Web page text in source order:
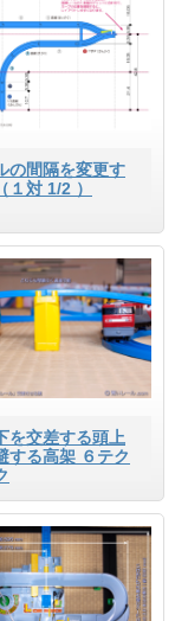
の間隔を変更す
１対 1/2 ）
を交差する頭上
する高架 ６テク